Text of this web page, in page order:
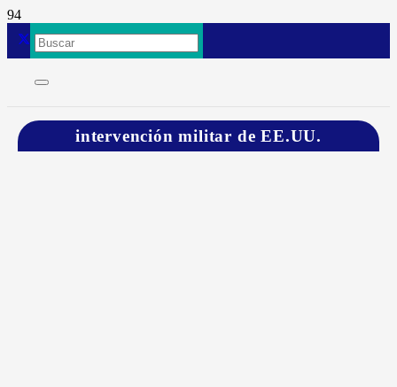
intervención militar de EE.UU.